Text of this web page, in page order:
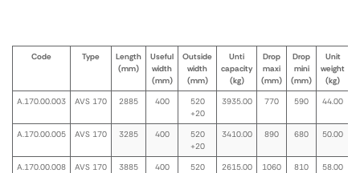
Code Type
Length
(mm)
Useful
width
(mm)
Outside
width
(mm)
Unti
capacity
(kg)
Drop
maxi
(mm)
Drop
mini
(mm)
Unit
weight
(kg)
A.170.00.003
AVS 170 2885 400
520
+20
3935.00 770 590 44.00
A.170.00.005 AVS 170 3285 400
520
+20
3410.00 890 680 50.00
A.170.00.008 AVS 170 3885 400
520
2615.00 1060 810 58.00